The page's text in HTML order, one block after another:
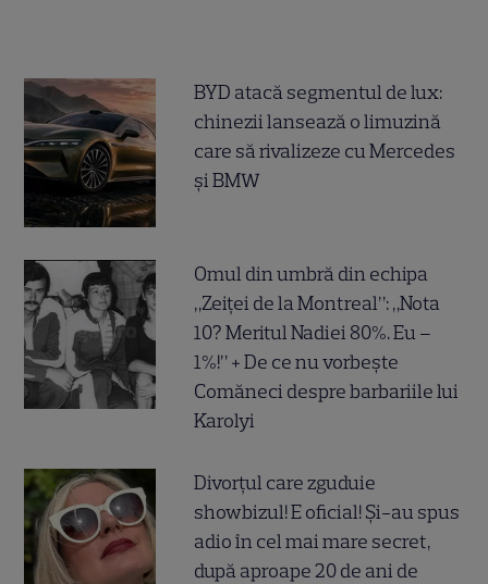
BYD atacă segmentul de lux:
chinezii lansează o limuzină
care să rivalizeze cu Mercedes
și BMW
Omul din umbră din echipa
„Zeiței de la Montreal”: „Nota
10? Meritul Nadiei 80%. Eu –
1%!” + De ce nu vorbește
Comăneci despre barbariile lui
Karolyi
Divorțul care zguduie
showbizul! E oficial! Și-au spus
adio în cel mai mare secret,
după aproape 20 de ani de